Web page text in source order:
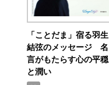
「ことだま」宿る羽生
結弦のメッセージ 名
言がもたらす心の平穏
と潤い